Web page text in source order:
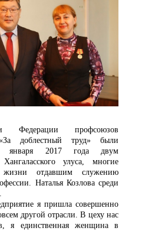
отдела закупок
50 50
Федерации профсоюзов
доблестный труд» были
января 2017 года двум
улуса, многие
отдавшим служению
Наталья Козлова среди
я пришла совершенно
другой отрасли. В цеху нас
я единственная женщина в